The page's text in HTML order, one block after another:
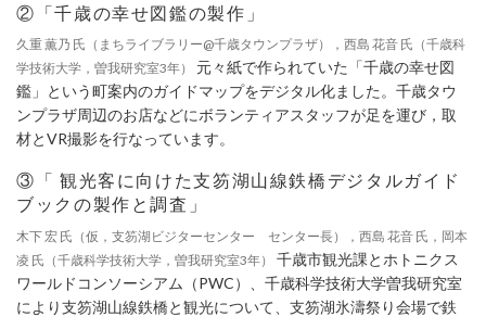
②「千歳の幸せ図鑑の製作」
久重 薫乃 氏（まちライブラリー@千歳タウンプラザ），西島 花音 氏（千歳科
学技術大学，曽我研究室3年）
元々紙で作られていた「千歳の幸せ図
鑑」という町案内のガイドマップをデジタル化ました。千歳タウ
ンプラザ周辺のお店などにボランティアスタッフが足を運び，取
材とVR撮影を行なっています。
③「 観光客に向けた支笏湖山線鉄橋デジタルガイド
ブックの製作と調査」
木下 宏 氏（仮，支笏湖ビジターセンター センター長），西島 花音 氏，岡本
凌 氏（千歳科学技術大学，曽我研究室3年）
千歳市観光課とホトニクス
ワールドコンソーシアム（PWC）、千歳科学技術大学曽我研究室
により支笏湖山線鉄橋と観光について、支笏湖氷濤祭り会場で鉄